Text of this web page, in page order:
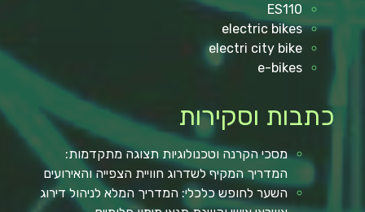
ES110
electric bikes
electri city bike
e-bikes
כתבות וסקירות
מסכי הקרנה וטכנולוגיות תצוגה מתקדמות:
המדריך המקיף לשדרוג חוויית הצפייה והאירועים
השער לחופש כלכלי: המדריך המלא לניהול דירוג